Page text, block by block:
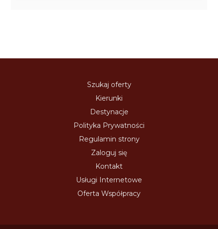
Szukaj oferty
Kierunki
Destynacje
Polityka Prywatności
Regulamin strony
Zaloguj się
Kontakt
Usługi Internetowe
Oferta Współpracy